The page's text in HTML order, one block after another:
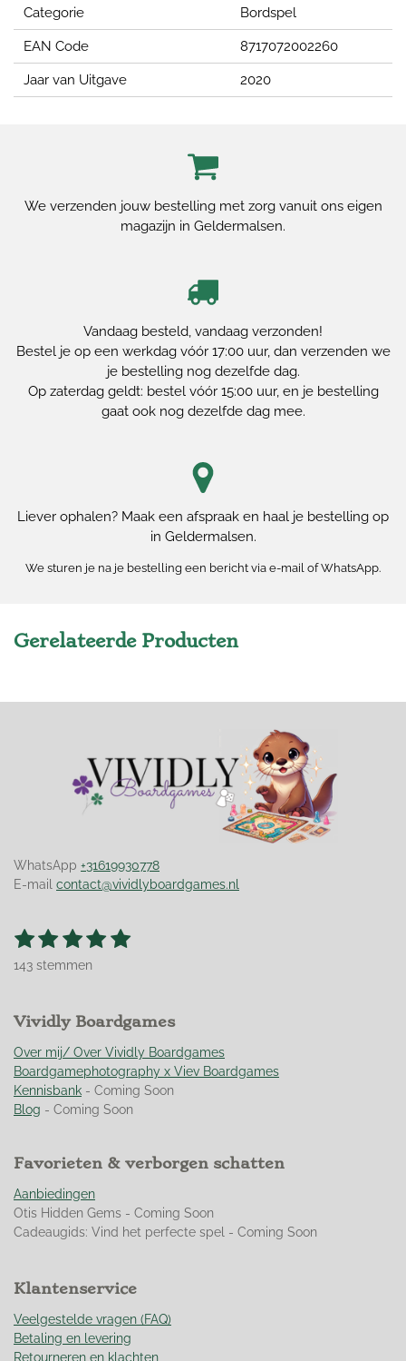
Categorie Bordspel
EAN Code 8717072002260
Jaar van Uitgave 2020
We verzenden jouw bestelling met zorg vanuit ons eigen
magazijn in Geldermalsen.
Vandaag besteld, vandaag verzonden!
Bestel je op een werkdag vóór 17:00 uur, dan verzenden we
je bestelling nog dezelfde dag.
Op zaterdag geldt: bestel vóór 15:00 uur, en je bestelling
gaat ook nog dezelfde dag mee.
Liever ophalen? Maak een afspraak en haal je bestelling op
in Geldermalsen.
We sturen je na je bestelling een bericht via e-mail of WhatsApp.
Gerelateerde Producten
WhatsApp +31619930778
E-mail contact@vividlyboardgames.nl
R
n
:
4
.
9
0
4
8
9
0
9
s
t
1
s
r
2
s
r
r
e
n
3
s
r
r
e
n
4
s
r
r
e
n
5
r
r
e
n
S
n
143 stemmen
Vividly Boardgames
Over mij/ Over Vividly Boardgames
Boardgamephotography x Viev Boardgames
Kennisbank - Coming Soon
Blog - Coming Soon
Favorieten & verborgen schatten
Aanbiedingen
Otis Hidden Gems - Coming Soon
Cadeaugids: Vind het perfecte spel - Coming Soon
Klantenservice
Veelgestelde vragen (FAQ)
Betaling en levering
Retourneren en klachten